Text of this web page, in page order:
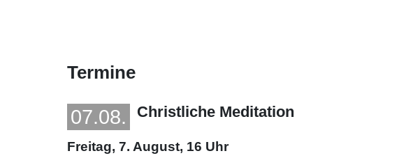
Termine
07.08. Christliche Meditation
Freitag, 7. August, 16 Uhr